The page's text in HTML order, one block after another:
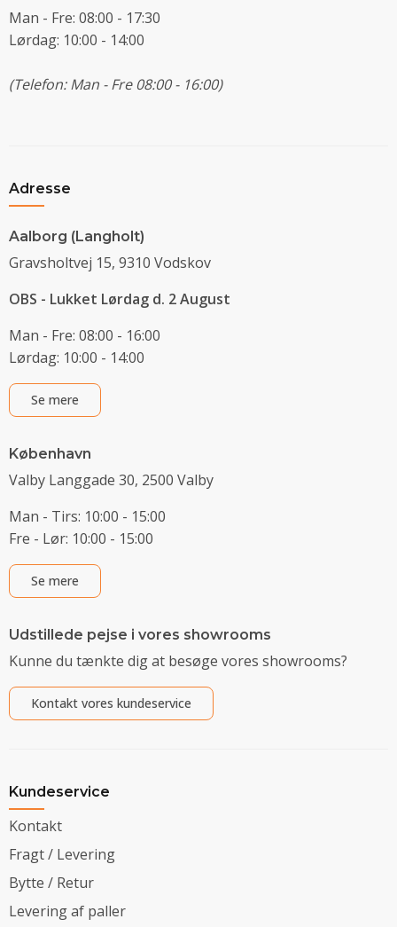
Man - Fre: 08:00 - 17:30
Lørdag: 10:00 - 14:00
(Telefon: Man - Fre 08:00 - 16:00)
Adresse
Aalborg (Langholt)
Gravsholtvej 15, 9310 Vodskov
OBS - Lukket Lørdag d. 2 August
Man - Fre: 08:00 - 16:00
Lørdag: 10:00 - 14:00
Se mere
København
Valby Langgade 30, 2500 Valby
Man - Tirs: 10:00 - 15:00
Fre - Lør: 10:00 - 15:00
Se mere
Udstillede pejse i vores showrooms
Kunne du tænkte dig at besøge vores showrooms?
Kontakt vores kundeservice
Kundeservice
Kontakt
Fragt / Levering
Bytte / Retur
Levering af paller